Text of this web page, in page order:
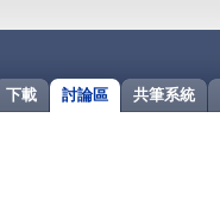
共筆系統
討論區
下載